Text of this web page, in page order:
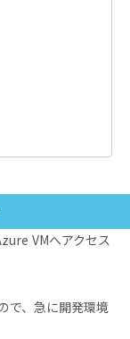
VMへアクセス
で、急に開発環境